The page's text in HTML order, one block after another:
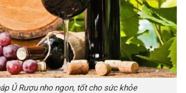
Ủ Rượu nho ngon, tốt cho sức khỏe